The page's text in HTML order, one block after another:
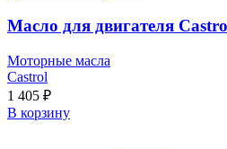
Масло для двигателя
Моторные масла
Castrol
1 405 ₽
В корзину